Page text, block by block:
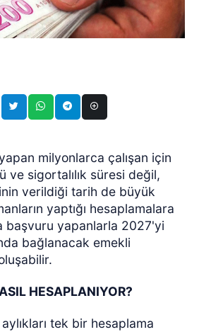
yapan milyonlarca çalışan için
ve sigortalılık süresi değil,
verildiği tarih de büyük
yaptığı hesaplamalara
başvuru yapanlarla 2027'yi
bağlanacak emekli
HESAPLANIYOR?
tek bir hesaplama